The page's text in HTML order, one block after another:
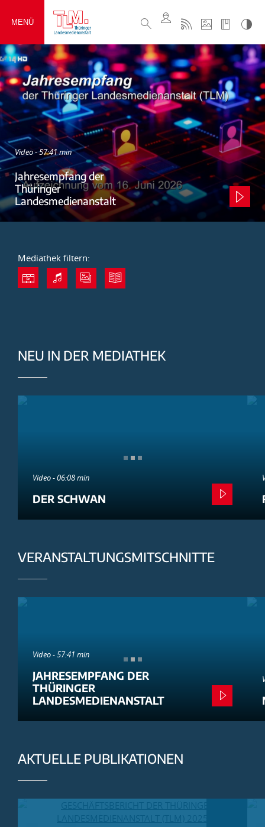
MENÜ
Video - 57:41 min
Jahresempfang der
Thüringer
Landesmedienanstalt
Mediathek filtern:
NEU IN DER MEDIATHEK
Video - 06:08 min
DER SCHWAN
VERANSTALTUNGSMITSCHNITTE
Video - 57:41 min
JAHRESEMPFANG DER
THÜRINGER
LANDESMEDIENANSTALT
AKTUELLE PUBLIKATIONEN